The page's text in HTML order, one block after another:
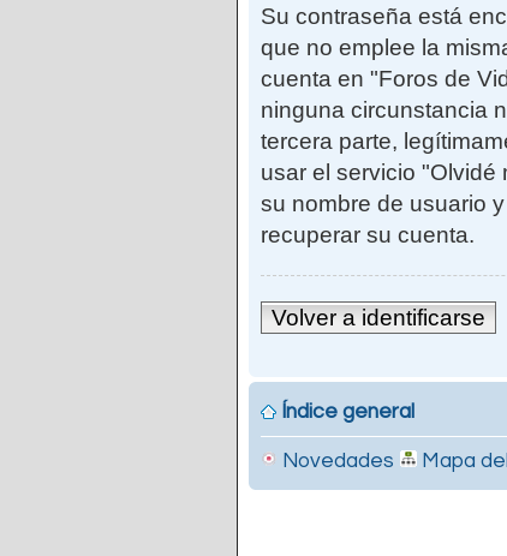
Su contraseña está
que no emplee la
cuenta en "Foros de
ninguna circunstancia
tercera parte,
usar el servicio "Olvidé
su nombre de usuario
recuperar su cuenta.
Volver a identificarse
Índice general
Novedades Mapa